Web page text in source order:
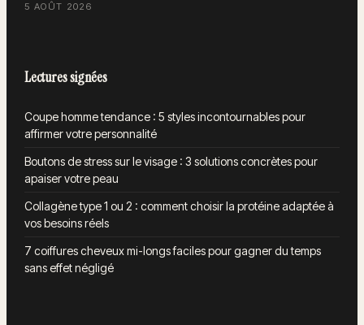
5 AOÛT 2026
Lectures signées
Coupe homme tendance : 5 styles incontournables pour
affirmer votre personnalité
Boutons de stress sur le visage : 3 solutions concrètes pour
apaiser votre peau
Collagène type 1 ou 2 : comment choisir la protéine adaptée à
vos besoins réels
7 coiffures cheveux mi-longs faciles pour gagner du temps
sans effet négligé